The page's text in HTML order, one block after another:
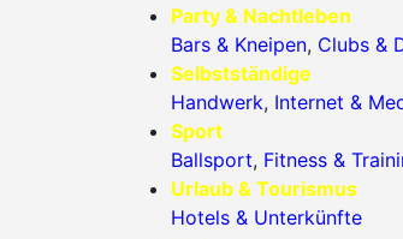
Party & Nachtleben
Bars & Kneipen, Clubs &
Selbstständige
Handwerk, Internet &
Sport
Ballsport, Fitness &
Urlaub & Tourismus
Hotels & Unterkünfte